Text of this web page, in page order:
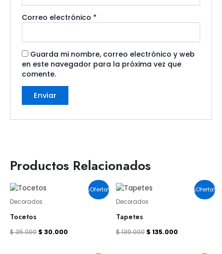
Correo electrónico *
Guarda mi nombre, correo electrónico y web
en este navegador para la próxima vez que
comente.
Productos Relacionados
¡Oferta!
Decorados
Tocetos
$35.000
El
original
$ 30.000
precio
¡Oferta!
Decorados
Tapetes
$139.000
El
original
$ 135.000
precio